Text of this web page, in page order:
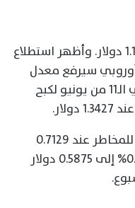
كذلك صعد اليورو 0.1% مسجلاً 1.1609 دولار. وأظهر استطلاع
سيرفع معدل
الفائدة على الودائع إلى 2.25% في الـ11 من يونيو لكبح
واستقر الدولار الأسترالي الحساس للمخاطر عند 0.7129
دولار، وارتفع الدولار النيوزيلندي 0.3% إلى 0.5875 دولار